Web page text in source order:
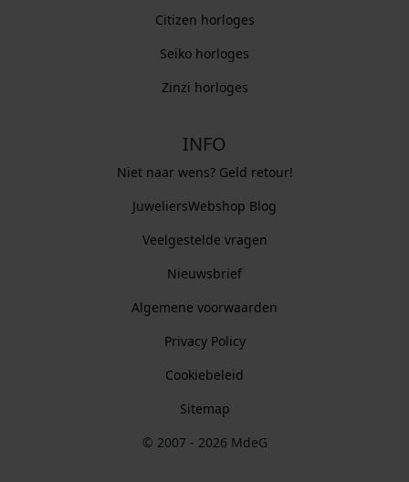
Citizen horloges
Seiko horloges
Zinzi horloges
INFO
Niet naar wens? Geld retour!
JuweliersWebshop Blog
Veelgestelde vragen
Nieuwsbrief
Algemene voorwaarden
Privacy Policy
Cookiebeleid
Sitemap
© 2007 - 2026 MdeG